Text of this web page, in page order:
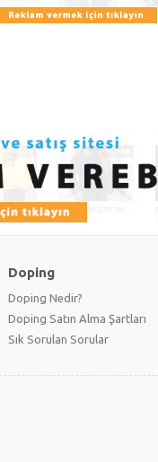
Doping
Doping Nedir?
Doping Satın Alma Şartları
Sık Sorulan Sorular